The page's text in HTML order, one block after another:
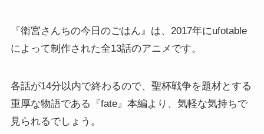
『衛宮さんちの今日のごはん』は、2017年にufotable
によって制作された全13話のアニメです。
各話が14分以内で終わるので、聖杯戦争を題材とする
重厚な物語である『fate』本編より、気軽な気持ちで
見られるでしょう。